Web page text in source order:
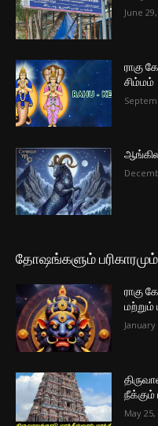
June
ராகு
சிம்மம்
தோஷங்களும் பரிகாரமும்
ராகு
மற்றும்
January
நீக்கும்
May 25,